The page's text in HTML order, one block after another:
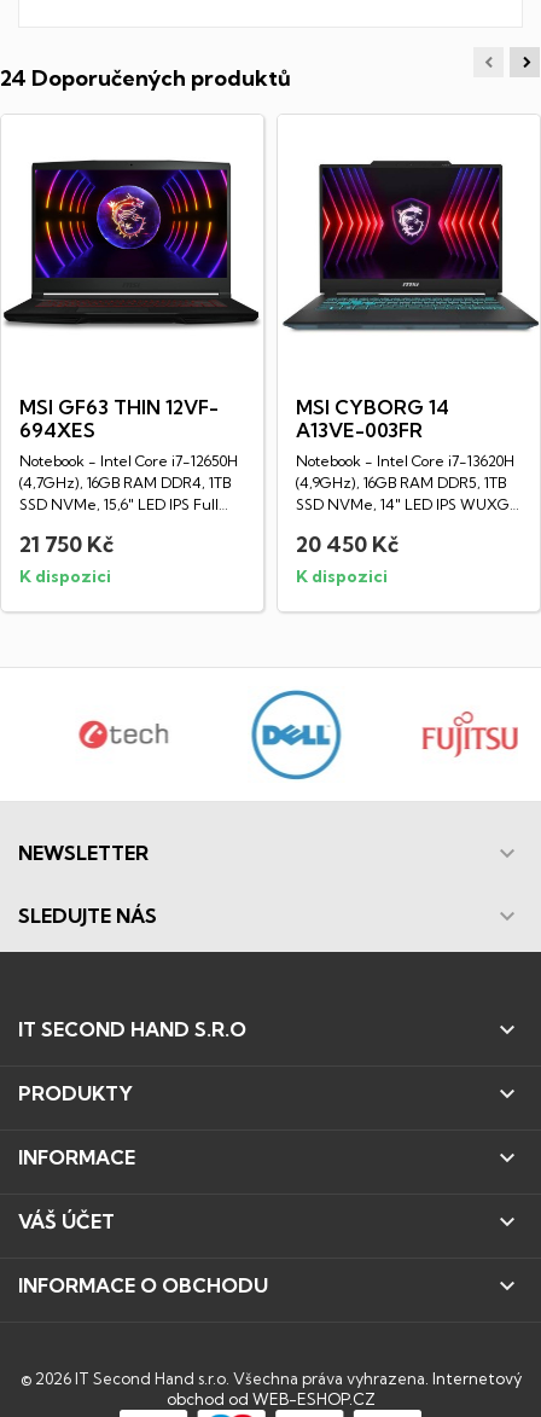
24 Doporučených produktů
MSI GF63 THIN 12VF-
694XES
Notebook - Intel Core i7-12650H
(4,7GHz), 16GB RAM DDR4, 1TB
SSD NVMe, 15,6" LED IPS Full
21 750 Kč
K dispozici
MSI CYBORG 14
A13VE-003FR
Notebook - Intel Core i7-13620H
(4,9GHz), 16GB RAM DDR5, 1TB
SSD NVMe, 14" LED IPS WUXGA
20 450 Kč
K dispozici
NEWSLETTER 
SLEDUJTE NÁS 
IT SECOND HAND S.R.O 
PRODUKTY 
INFORMACE 
VÁŠ ÚČET 
INFORMACE O OBCHODU 
© 2026 IT Second Hand s.r.o. Všechna práva vyhrazena. Internetový
obchod od WEB-ESHOP.CZ